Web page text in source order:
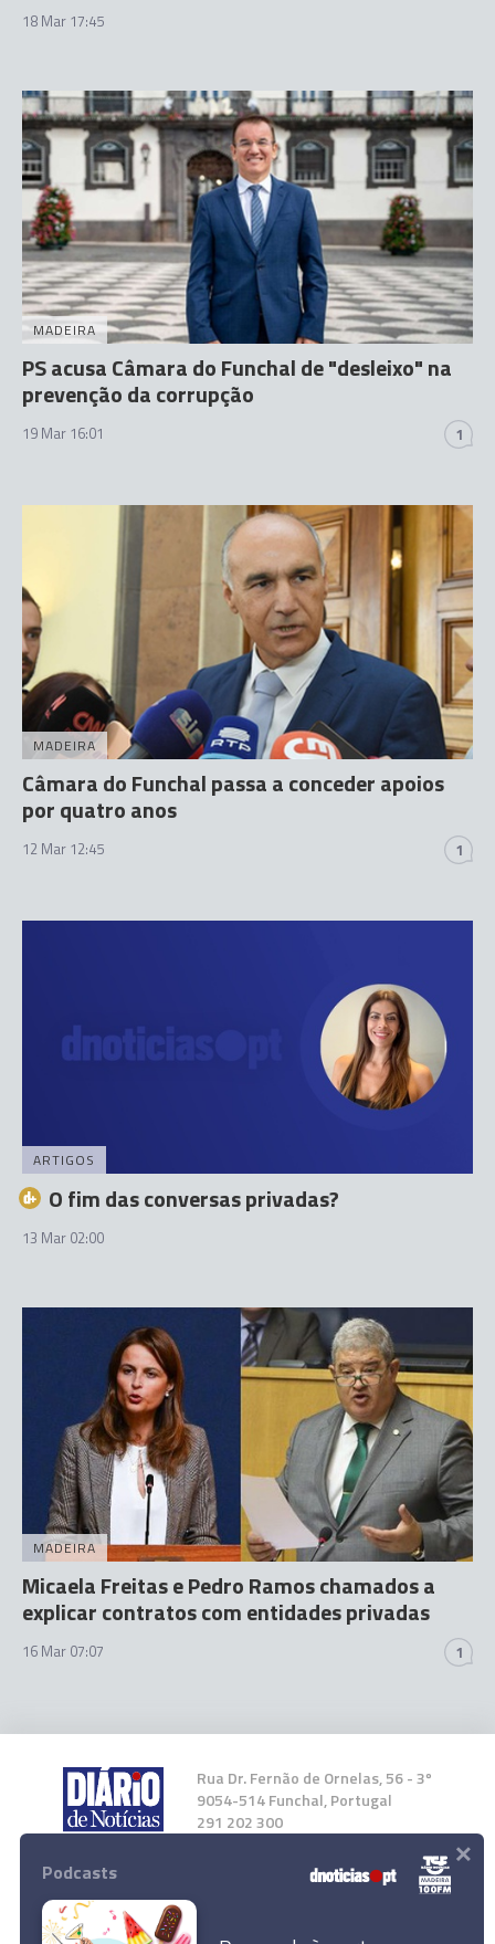
18 Mar 17:45
MADEIRA
PS acusa Câmara do Funchal de "desleixo" na
prevenção da corrupção
19 Mar 16:01 1
MADEIRA
Câmara do Funchal passa a conceder apoios
por quatro anos
12 Mar 12:45 1
ARTIGOS
O fim das conversas privadas?
13 Mar 02:00
MADEIRA
Micaela Freitas e Pedro Ramos chamados a
explicar contratos com entidades privadas
16 Mar 07:07 1
Rua Dr. Fernão de Ornelas, 56 - 3º
9054-514 Funchal, Portugal
291 202 300
Instale a nossa App
Podcasts ×